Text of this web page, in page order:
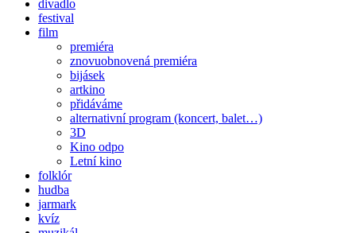
divadlo
festival
film
premiéra
znovuobnovená premiéra
bijásek
artkino
přidáváme
alternativní program (koncert, balet…)
3D
Kino odpo
Letní kino
folklór
hudba
jarmark
kvíz